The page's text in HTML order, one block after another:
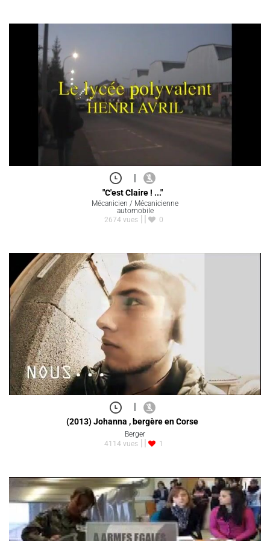
|
"C'est Claire ! ..."
Mécanicien / Mécanicienne
automobile
2674 vues
0
|
(2013) Johanna , bergère en Corse
Berger
4114 vues
1